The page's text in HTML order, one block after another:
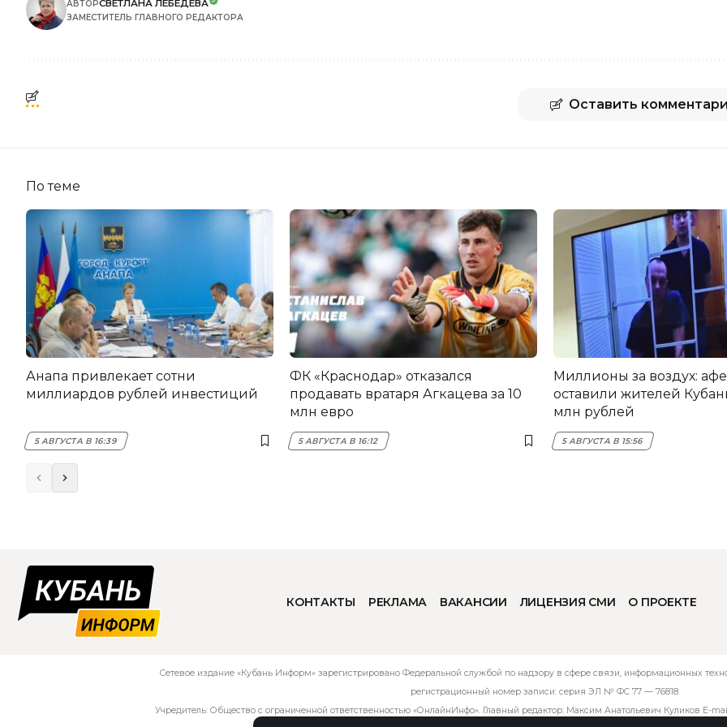
АВТОРСВЕТЛАНА ЛЕБЕДЕВА
ЗАМЕСТИТЕЛЬ ГЛАВНОГО РЕДАКТОРА
Оставить
По теме
Анапа привлекает сотни
миллиардов рублей инвестиций
5 АВГУСТА В 16:39
ФК «Краснодар» отказался
продавать вратаря Агкацева за 10
млн евро
5 АВГУСТА В 16:12
Миллионы за воздух:
оставили жителей
млн рублей
5 АВГУСТА В 15:56
КОНТАКТЫ РЕКЛАМА ВАКАНСИИ ЛИЦЕНЗИЯ СМИ О ПРОЕКТЕ
Сетевое издание «Кубань Информ» зарегистрировано Федеральной службой по надзору в сфере связи, информационных
регистрационный номер записи: серия ЭЛ № ФС 77 — 76818.
Учредитель: Общество с ограниченной ответственностью «ОнлайнИнфо». Главный редактор: Максим Анатольевич Куликов E-